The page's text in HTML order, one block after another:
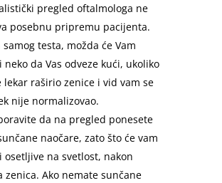
pregled oftalmologa ne
posebnu pripremu pacijenta.
samog testa, možda će Vam
da Vas odveze kući, ukoliko
lekar raširio zenice i vid vam se
nije normalizovao.
da na pregled ponesete
naočare, zato što će vam
osetljive na svetlost, nakon
zenica. Ako nemate sunčane